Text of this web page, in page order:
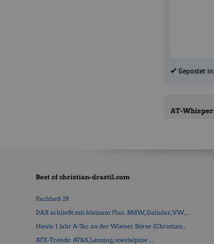
Gepostet
AT-
Best of christian-drastil.com
Fachheft 28
DAX schließt mit kleinem Plus. BMW, Daimler, VW, ...
Heute 1 Jahr A-Tec an der Wiener Börse (Christian...
ATX-Trends: AT&S, Lenzing, voestalpine ...